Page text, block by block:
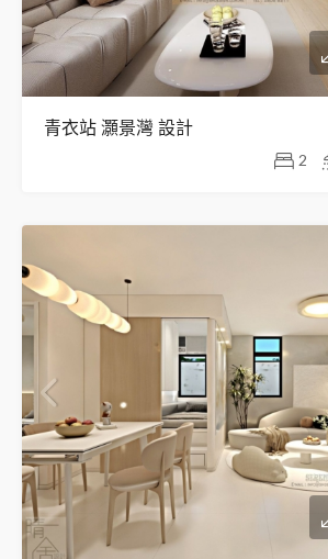
青衣站 灝景灣 設計
2